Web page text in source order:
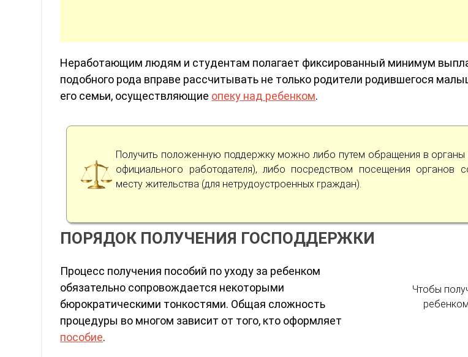
Неработающим людям и студентам полагает фиксированный минимум
подобного рода вправе рассчитывать не только родители родившегося
его семьи, осуществляющие опеку над ребенком.
Получить положенную поддержку можно либо путем обращения в
официального работодателя), либо посредством посещения органов
месту жительства (для нетрудоустроенных граждан).
ПОРЯДОК ПОЛУЧЕНИЯ ГОСПОДДЕРЖКИ
Чтобы
Процесс получения пособий по уходу за ребенком
обязательно сопровождается некоторыми
бюрократическими тонкостями. Общая сложность
процедуры во многом зависит от того, кто оформляет
пособие.